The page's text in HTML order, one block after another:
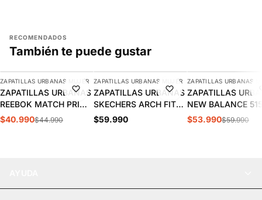
RECOMENDADOS
También te puede gustar
-9%
AGREGAR
ZAPATILLAS URBANAS MUJER
ZAPATILLAS URBANAS
REEBOK MATCH PRIME
V2 MUJER | 100261905
$40.990$44.990
AGREGAR
ZAPATILLAS URBANAS MUJER
ZAPATILLAS URBANAS
SKECHERS ARCH FIT
2.0 MUJER | 150051-
$59.990
-10%
ZAPATILLAS URBANAS
ZAPATILLAS
NEW BALANCE 515
MUJER |
$53.990$59.990